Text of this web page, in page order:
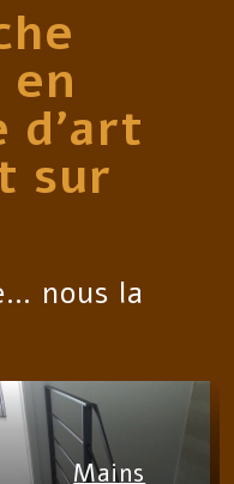
en
sur
nous la
Mains